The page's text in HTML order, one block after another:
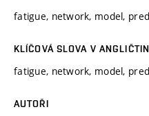
fatigue, network, model,
KLÍČOVÁ SLOVA V
fatigue, network, model,
AUTOŘI